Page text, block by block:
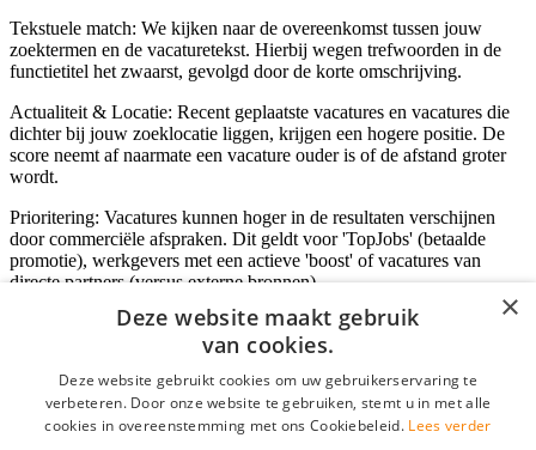
Tekstuele match: We kijken naar de overeenkomst tussen jouw
zoektermen en de vacaturetekst. Hierbij wegen trefwoorden in de
functietitel het zwaarst, gevolgd door de korte omschrijving.
Actualiteit & Locatie: Recent geplaatste vacatures en vacatures die
dichter bij jouw zoeklocatie liggen, krijgen een hogere positie. De
score neemt af naarmate een vacature ouder is of de afstand groter
wordt.
Prioritering: Vacatures kunnen hoger in de resultaten verschijnen
door commerciële afspraken. Dit geldt voor 'TopJobs' (betaalde
promotie), werkgevers met een actieve 'boost' of vacatures van
directe partners (versus externe bronnen).
Inloggen als bedrijf
*
×
Deze website maakt gebruik
van cookies.
Deze website gebruikt cookies om uw gebruikerservaring te
verbeteren. Door onze website te gebruiken, stemt u in met alle
cookies in overeenstemming met ons Cookiebeleid. Lees verder